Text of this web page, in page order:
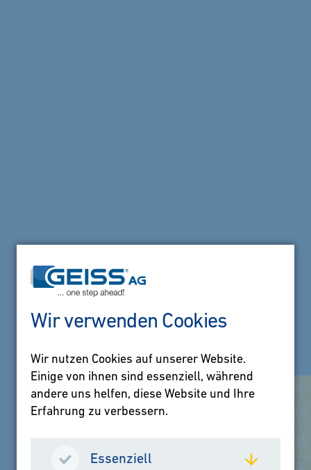
Wir verwenden Cookies
Wir nutzen Cookies auf unserer Website.
Einige von ihnen sind essenziell, während
andere uns helfen, diese Website und Ihre
Erfahrung zu verbessern.
Essenziell